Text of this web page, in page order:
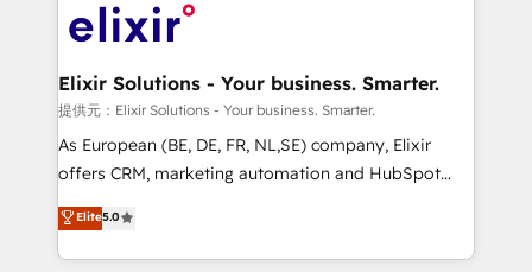
HIPAA-aware; CASL-compliant; GDPR-ready
implementations where required 💡 Why 500+
built to scale.
Design, Migrations + Integrations. Mole Street’s
greatness, which is achieved through creating
absolute clarity, derived from a well-defined
strategy, executed well, and reported on with clear
results. The culture is driven by core values; Joy, Grit,
Mindedness, and Clarity. We are driven to win for the
collective good of the company and its clientele, and
Elixir Solutions - Your business. Smarter.
提供元：Elixir Solutions - Your business. Smarter.
As European (BE, DE, FR, NL,SE) company, Elixir
offers CRM, marketing automation and HubSpot
integration products and services to mid-market
and enterprise customers. We ensure that your sales,
service and marketing department operates in the
Elite5.0